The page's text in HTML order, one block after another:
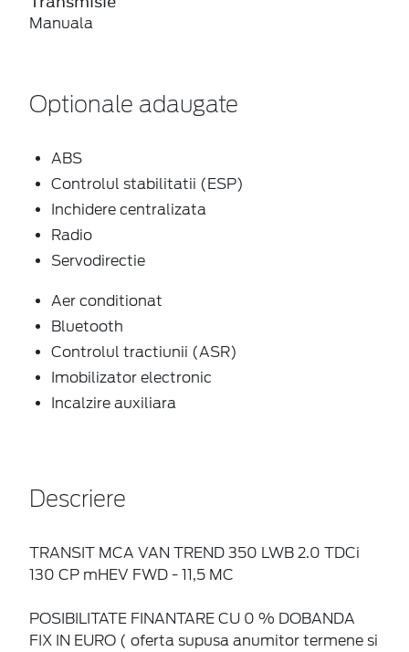
Manuala
Optionale adaugate
ABS
Controlul stabilitatii (ESP)
Inchidere centralizata
Radio
Servodirectie
Aer conditionat
Bluetooth
Controlul tractiunii (ASR)
Imobilizator electronic
Incalzire auxiliara
Descriere
TRANSIT MCA VAN TREND 350 LWB 2.0 TDCi
130 CP mHEV FWD - 11,5 MC
POSIBILITATE FINANTARE CU 0 % DOBANDA
FIX IN EURO ( oferta supusa anumitor termene si